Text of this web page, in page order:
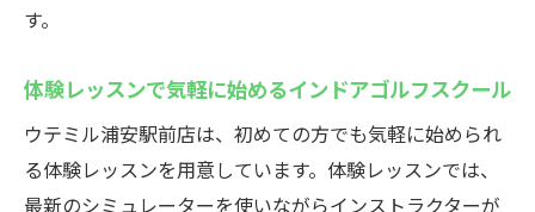
す。
体験レッスンで気軽に始めるインドアゴルフスクール
ウテミル浦安駅前店は、初めての方でも気軽に始められ
る体験レッスンを用意しています。体験レッスンでは、
最新のシミュレーターを使いながらインストラクターが